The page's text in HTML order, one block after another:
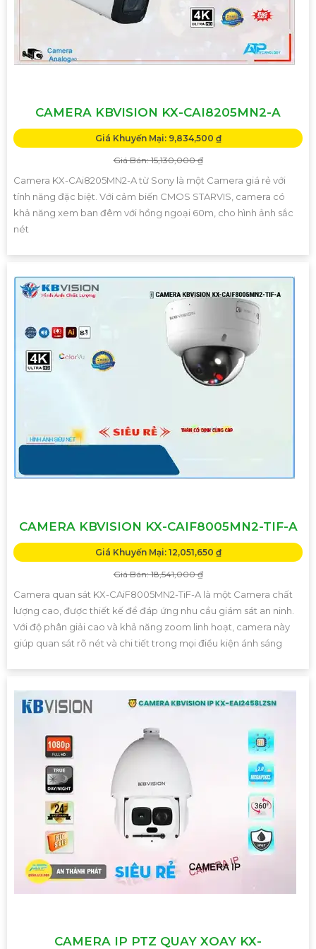
CAMERA KBVISION KX-CAI8205MN2-A
Giá Khuyến Mại: 9,834,500 ₫
Giá Bán: 15,130,000 ₫
Camera KX-CAi8205MN2-A từ Sony là một Camera giá rẻ với
tính năng đặc biệt. Với cảm biến CMOS STARVIS, camera có
khả năng xem ban đêm với hồng ngoại 60m, cho hình ảnh sắc
nét
CAMERA KBVISION KX-CAIF8005MN2-TIF-A
Giá Khuyến Mại: 12,051,650 ₫
Giá Bán: 18,541,000 ₫
Camera quan sát KX-CAiF8005MN2-TiF-A là một Camera chất
lượng cao, được thiết kế để đáp ứng nhu cầu giám sát an ninh.
Với độ phân giải cao và khả năng zoom linh hoạt, camera này
giúp quan sát rõ nét và chi tiết trong mọi điều kiện ánh sáng
CAMERA IP PTZ QUAY XOAY KX-